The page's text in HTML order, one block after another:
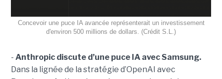
Concevoir une puce IA avancée représenterait un investissement
d'environ 500 millions de dollars. (Crédit S.L.)
- Anthropic discute d’une puce IA avec Samsung.
Dans la lignée de la stratégie d’OpenAI avec